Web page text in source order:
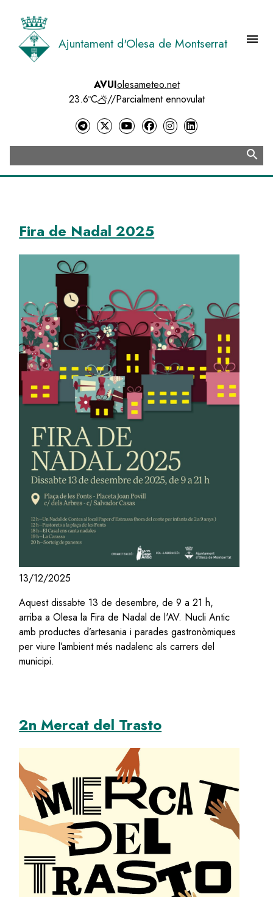
contingut
Ajuntament d'Olesa de Montserrat menu
AVUIolesameteo.net
23.6ºC
//Parcialment ennovulat
search
Fira de Nadal 2025
13/12/2025
Aquest dissabte 13 de desembre, de 9 a 21 h,
arriba a Olesa la Fira de Nadal de l'AV. Nucli Antic
amb productes d’artesania i parades gastronòmiques
per viure l’ambient més nadalenc als carrers del
municipi.
2n Mercat del Trasto